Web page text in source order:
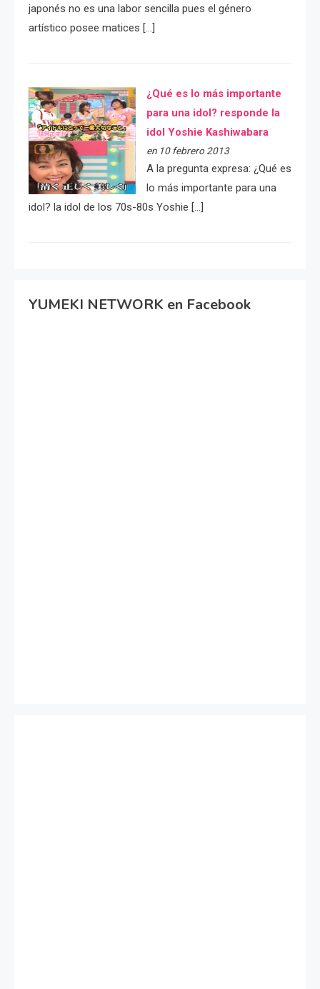
japonés no es una labor sencilla pues el género
artístico posee matices […]
¿Qué es lo más importante
para una idol? responde la
idol Yoshie Kashiwabara
en 10 febrero 2013
A la pregunta expresa: ¿Qué es
lo más importante para una
idol? la idol de los 70s-80s Yoshie […]
YUMEKI NETWORK en Facebook